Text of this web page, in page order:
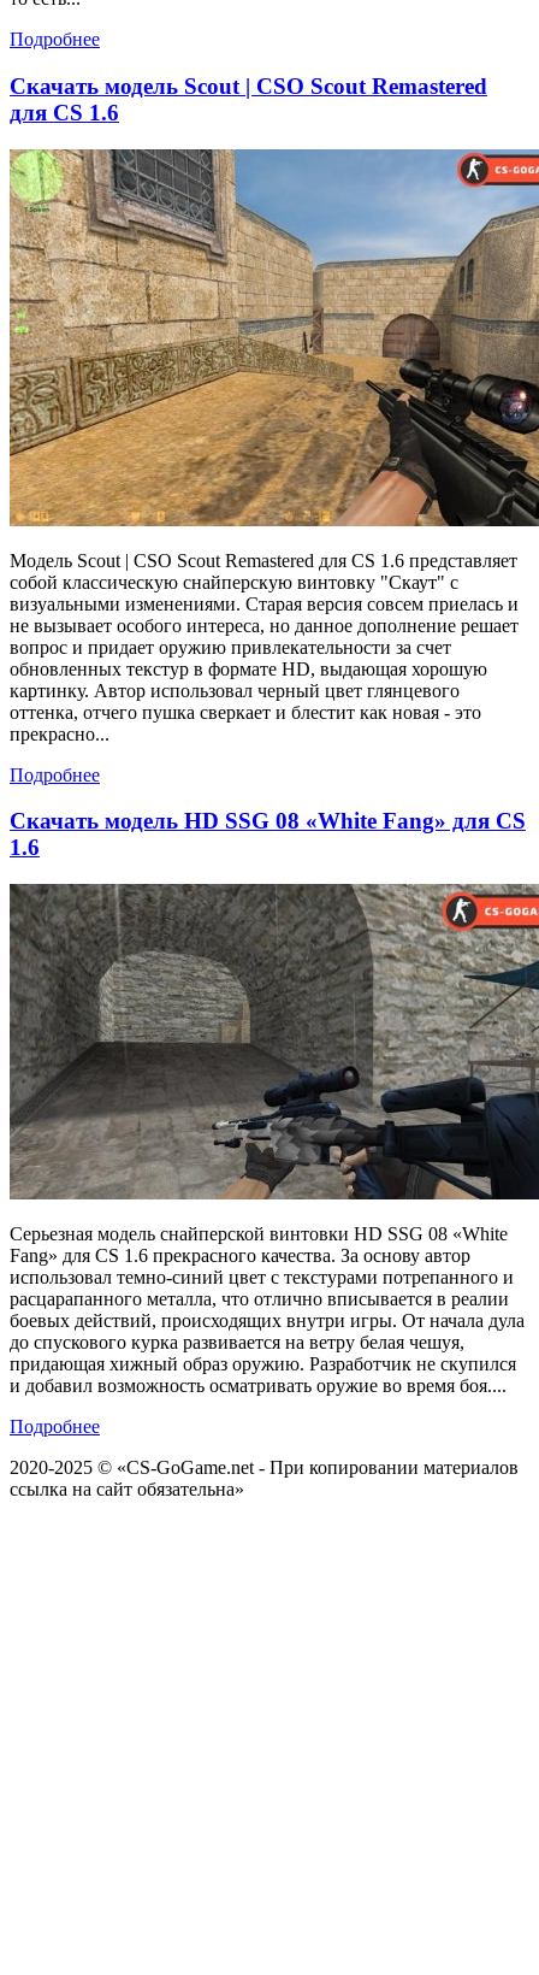
Подробнее
Скачать модель Scout | CSO Scout Remastered
для CS 1.6
Модель Scout | CSO Scout Remastered для CS 1.6 представляет
собой классическую снайперскую винтовку "Скаут" с
визуальными изменениями. Старая версия совсем приелась и
не вызывает особого интереса, но данное дополнение решает
вопрос и придает оружию привлекательности за счет
обновленных текстур в формате HD, выдающая хорошую
картинку. Автор использовал черный цвет глянцевого
оттенка, отчего пушка сверкает и блестит как новая - это
прекрасно...
Подробнее
Скачать модель HD SSG 08 «White Fang» для CS
1.6
Серьезная модель снайперской винтовки HD SSG 08 «White
Fang» для CS 1.6 прекрасного качества. За основу автор
использовал темно-синий цвет с текстурами потрепанного и
расцарапанного металла, что отлично вписывается в реалии
боевых действий, происходящих внутри игры. От начала дула
до спускового курка развивается на ветру белая чешуя,
придающая хижный образ оружию. Разработчик не скупился
и добавил возможность осматривать оружие во время боя....
Подробнее
2020-2025 © «CS-GoGame.net - При копировании материалов
ссылка на сайт обязательна»